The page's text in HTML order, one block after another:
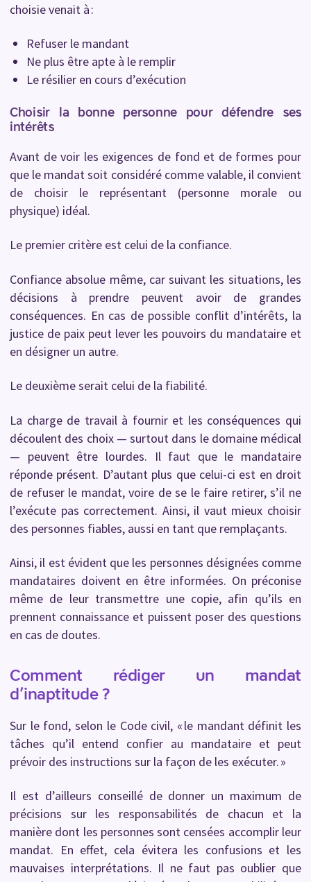
choisie venait à :
Refuser le mandant
Ne plus être apte à le remplir
Le résilier en cours d’exécution
Choisir la bonne personne pour défendre ses
intérêts
Avant de voir les exigences de fond et de formes pour
que le mandat soit considéré comme valable, il convient
de choisir le représentant (personne morale ou
physique) idéal.
Le premier critère est celui de la confiance.
Confiance absolue même, car suivant les situations, les
décisions à prendre peuvent avoir de grandes
conséquences. En cas de possible conflit d’intérêts, la
justice de paix peut lever les pouvoirs du mandataire et
en désigner un autre.
Le deuxième serait celui de la fiabilité.
La charge de travail à fournir et les conséquences qui
découlent des choix — surtout dans le domaine médical
— peuvent être lourdes. Il faut que le mandataire
réponde présent. D’autant plus que celui-ci est en droit
de refuser le mandat, voire de se le faire retirer, s’il ne
l’exécute pas correctement. Ainsi, il vaut mieux choisir
des personnes fiables, aussi en tant que remplaçants.
Ainsi, il est évident que les personnes désignées comme
mandataires doivent en être informées. On préconise
même de leur transmettre une copie, afin qu’ils en
prennent connaissance et puissent poser des questions
en cas de doutes.
Comment rédiger un mandat
d’inaptitude ?
Sur le fond, selon le Code civil, « le mandant définit les
tâches qu’il entend confier au mandataire et peut
prévoir des instructions sur la façon de les exécuter. »
Il est d’ailleurs conseillé de donner un maximum de
précisions sur les responsabilités de chacun et la
manière dont les personnes sont censées accomplir leur
mandat. En effet, cela évitera les confusions et les
mauvaises interprétations. Il ne faut pas oublier que